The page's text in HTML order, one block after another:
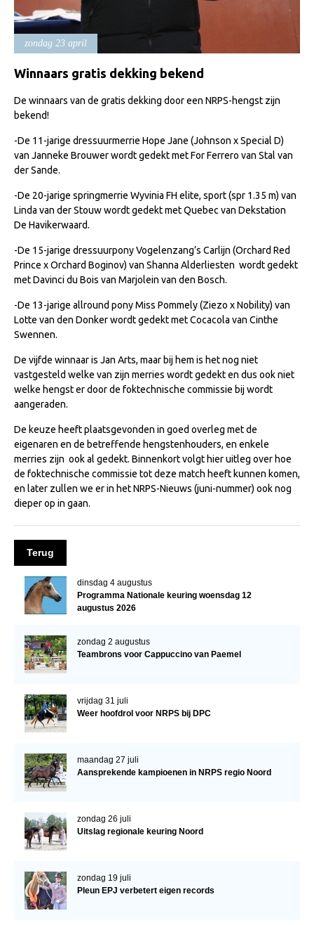
Import registratie
Veulenregistratie
Informatie overschrijven paspoort
Formulier overschrijven op naam
Gids voor Goede Praktijken
Tarievenlijst
Veel gestelde vragen
Webshop
Evenementen
NRPS Select Sale
Regionale Keuringen
Late Veulenkeuring
ABOP
Sport
Wereldkampioenschap Jonge Paarden
Arabissimo
Veulenregistratie
Veulens en merries
Zoek een NRPS paard
Informatie aan je paard of pony toevoegen
Fokkerij informatie
Informatie veulen registratie
Veulen registratie
Predicaten
zondag 23 april
Winnaars gratis dekking bekend
De winnaars van de gratis dekking door een NRPS-hengst zijn
bekend!
-De 11-jarige dressuurmerrie Hope Jane (Johnson x Special D)
van Janneke Brouwer wordt gedekt met For Ferrero van Stal van
der Sande.
-De 20-jarige springmerrie Wyvinia FH elite, sport (spr 1.35 m) van
Linda van der Stouw wordt gedekt met Quebec van Dekstation
De Havikerwaard.
-De 15-jarige dressuurpony Vogelenzang’s Carlijn (Orchard Red
Prince x Orchard Boginov) van Shanna Alderliesten wordt gedekt
met Davinci du Bois van Marjolein van den Bosch.
-De 13-jarige allround pony Miss Pommely (Ziezo x Nobility) van
Lotte van den Donker wordt gedekt met Cocacola van Cinthe
Swennen.
De vijfde winnaar is Jan Arts, maar bij hem is het nog niet
vastgesteld welke van zijn merries wordt gedekt en dus ook niet
welke hengst er door de foktechnische commissie bij wordt
aangeraden.
De keuze heeft plaatsgevonden in goed overleg met de
eigenaren en de betreffende hengstenhouders, en enkele
merries zijn ook al gedekt. Binnenkort volgt hier uitleg over hoe
de foktechnische commissie tot deze match heeft kunnen komen,
en later zullen we er in het NRPS-Nieuws (juni-nummer) ook nog
dieper op in gaan.
Terug
dinsdag 4 augustus
Programma Nationale keuring woensdag 12
augustus 2026
zondag 2 augustus
Teambrons voor Cappuccino van Paemel
vrijdag 31 juli
Weer hoofdrol voor NRPS bij DPC
maandag 27 juli
Aansprekende kampioenen in NRPS regio Noord
zondag 26 juli
Uitslag regionale keuring Noord
zondag 19 juli
Pleun EPJ verbetert eigen records